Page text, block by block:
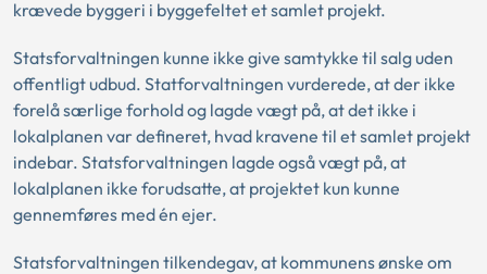
krævede byggeri i byggefeltet et samlet projekt.
Statsforvaltningen kunne ikke give samtykke til salg uden
offentligt udbud. Statforvaltningen vurderede, at der ikke
forelå særlige forhold og lagde vægt på, at det ikke i
lokalplanen var defineret, hvad kravene til et samlet projekt
indebar. Statsforvaltningen lagde også vægt på, at
lokalplanen ikke forudsatte, at projektet kun kunne
gennemføres med én ejer.
Statsforvaltningen tilkendegav, at kommunens ønske om